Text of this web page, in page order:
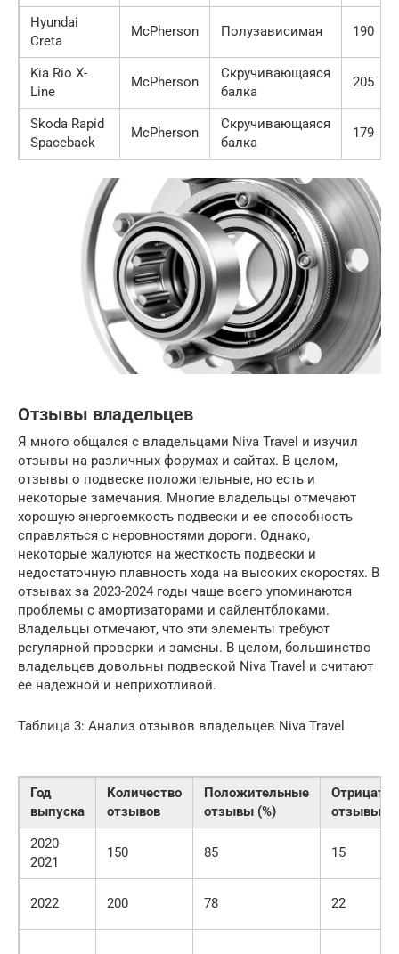
Hyundai
Creta
McPherson Полузависимая 190
Kia Rio X-
Line
McPherson
Скручивающаяся
балка
205
Skoda Rapid
Spaceback
McPherson
Скручивающаяся
балка
179
Отзывы владельцев
Я много общался с владельцами Niva Travel и изучил
отзывы на различных форумах и сайтах. В целом,
отзывы о подвеске положительные, но есть и
некоторые замечания. Многие владельцы отмечают
хорошую энергоемкость подвески и ее способность
справляться с неровностями дороги. Однако,
некоторые жалуются на жесткость подвески и
недостаточную плавность хода на высоких скоростях. В
отзывах за 2023-2024 годы чаще всего упоминаются
проблемы с амортизаторами и сайлентблоками.
Владельцы отмечают, что эти элементы требуют
регулярной проверки и замены. В целом, большинство
владельцев довольны подвеской Niva Travel и считают
ее надежной и неприхотливой.
Таблица 3: Анализ отзывов владельцев Niva Travel
Год
выпуска
Количество
отзывов
Положительные
отзывы (%)
отзывы
2020-
2021
150 85 15
2022 200 78 22